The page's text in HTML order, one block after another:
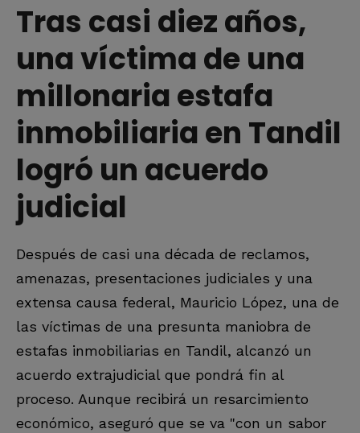
Tras casi diez años,
una víctima de una
millonaria estafa
inmobiliaria en Tandil
logró un acuerdo
judicial
Después de casi una década de reclamos,
amenazas, presentaciones judiciales y una
extensa causa federal, Mauricio López, una de
las víctimas de una presunta maniobra de
estafas inmobiliarias en Tandil, alcanzó un
acuerdo extrajudicial que pondrá fin al
proceso. Aunque recibirá un resarcimiento
económico, aseguró que se va "con un sabor